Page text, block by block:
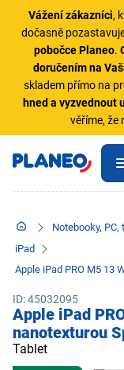
Vážení zákazníci,
dočasně
pobočce Planeo.
doručením na
skladem přímo na
hned a vyzvednout
věříme, že
Notebooky,
iPad
Apple iPad PRO M5 13
ID: 45032095
Apple iPad
nanotexturou
Tablet